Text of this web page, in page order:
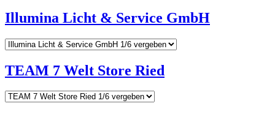
Illumina Licht & Service GmbH
TEAM 7 Welt Store Ried